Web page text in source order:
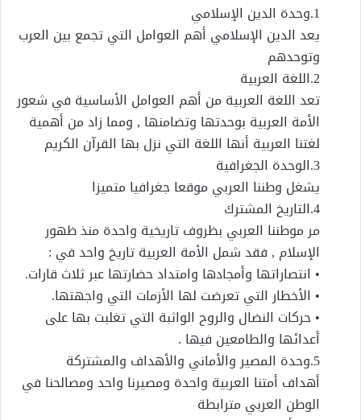
1.وحدة الدين الإسلامي
يعد الدين الإسلامي أهم العوامل التي تجمع بين العرب
وتوحدهم
2.اللغة العربية
تعد اللغة العربية من أهم العوامل الأساسية في شعور
الأمة العربية بوحدتها وتضامنها , ومما زاد من أهمية
لغتنا العربية أنها اللغة التي نزل بها القرآن الكريم
3.الوحدة الجغرافية
يشغل وطننا العربي موقعا جغرافيا متميزا
4.التاريخ المشترك
مر موطننا العربي بظروف تاريخية واحدة منذ ظهور
الإسلام , فقد شمل الأمة العربية تاريخ واحد في :
• انتصاراتها وأمجادها وامتداد حضارتها عبر ثلاث قارات.
• الأخطار التي تعرضت لها الأزمات التي واجهتها.
• حركات النضال والروح الواثبة التي تغلبت بها على
أعدائها والطامعين فيها .
5.وحدة المصير والأماني والأهداف والمشتركة
أهداف أمتنا العربية واحدة ومصيرنا واحد ومصالحنا في
الوطن العربي مترابطة